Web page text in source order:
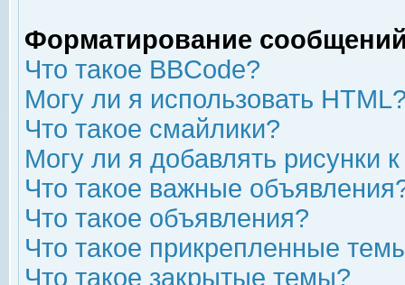
Форматирование
Что такое BBCode?
Могу ли я использовать
Что такое смайлики?
Могу ли я добавлять рисунки
Что такое важные
Что такое объявления?
Что такое прикрепленные
Что такое закрытые темы?